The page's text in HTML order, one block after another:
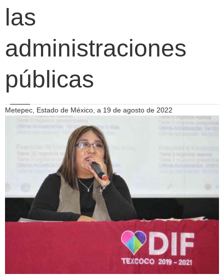
las
administraciones
públicas
Metepec, Estado de México, a 19 de agosto de 2022